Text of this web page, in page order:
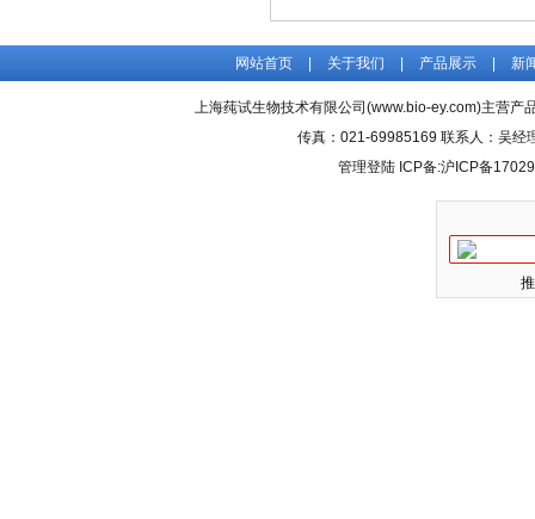
网站首页 关于我们 产品展示 新
上海莼试生物技术有限公司(www.bio-ey.com)主营产
传真：021-69985169 联系人：吴经
管理登陆 ICP备:沪ICP备